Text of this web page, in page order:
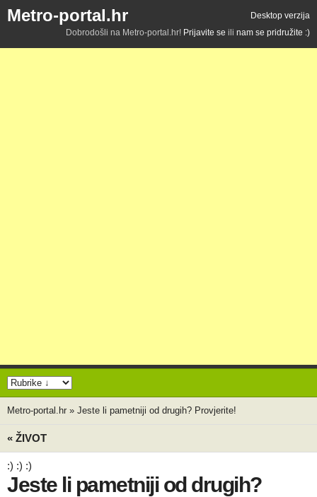
Metro-portal.hr
Desktop verzija
Dobrodošli na Metro-portal.hr! Prijavite se ili nam se pridružite :)
Metro-portal.hr » Jeste li pametniji od drugih? Provjerite!
« ŽIVOT
:) :) :)
Jeste li pametniji od drugih?